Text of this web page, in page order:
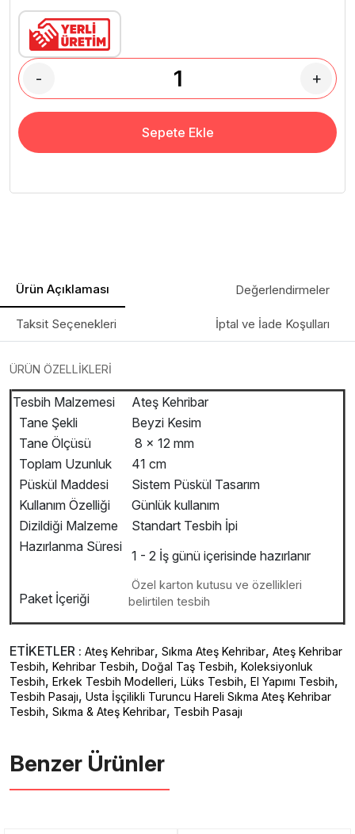
- +
Sepete Ekle
Ürün Açıklaması Değerlendirmeler
Taksit Seçenekleri İptal ve İade Koşulları
ÜRÜN ÖZELLİKLERİ
Tesbih Malzemesi
Ateş Kehribar
Tane Şekli
Beyzi Kesim
Tane Ölçüsü
8 x 12 mm
Toplam Uzunluk
41 cm
Püskül Maddesi
Sistem Püskül Tasarım
Kullanım Özelliği
Günlük kullanım
Dizildiği Malzeme
Standart Tesbih İpi
Hazırlanma Süresi
1 - 2 İş günü içerisinde hazırlanır
Paket İçeriği
Özel karton kutusu ve özellikleri
belirtilen tesbih
ETİKETLER : Ateş Kehribar, Sıkma Ateş Kehribar, Ateş Kehribar
Tesbih, Kehribar Tesbih, Doğal Taş Tesbih, Koleksiyonluk
Tesbih, Erkek Tesbih Modelleri, Lüks Tesbih, El Yapımı Tesbih,
Tesbih Pasajı, Usta İşçilikli Turuncu Hareli Sıkma Ateş Kehribar
Tesbih, Sıkma & Ateş Kehribar, Tesbih Pasajı
Benzer Ürünler ️